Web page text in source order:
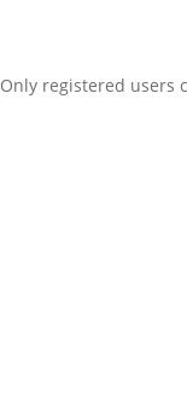
Only registered users